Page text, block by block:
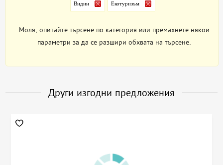
Видин Екотуризъм
Моля, опитайте търсене по категория или премахнете някои
параметри за да се разшири обхвата на търсене.
Други изгодни предложения